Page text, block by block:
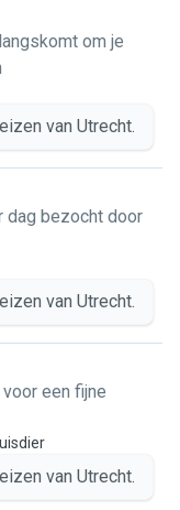
but for any other
me.
om je
van Utrecht.
dag bezocht door
van Utrecht.
een fijne
van Utrecht.